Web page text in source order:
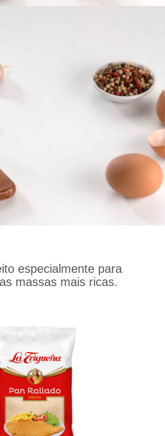
especialmente para
massas mais ricas.